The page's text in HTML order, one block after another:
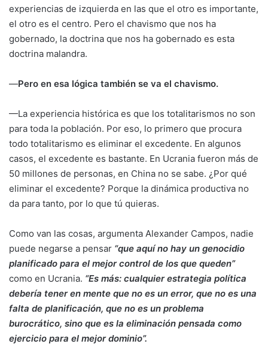
experiencias de izquierda en las que el otro es importante,
el otro es el centro. Pero el chavismo que nos ha
gobernado, la doctrina que nos ha gobernado es esta
doctrina malandra.
—Pero en esa lógica también se va el chavismo.
—La experiencia histórica es que los totalitarismos no son
para toda la población. Por eso, lo primero que procura
todo totalitarismo es eliminar el excedente. En algunos
casos, el excedente es bastante. En Ucrania fueron más de
50 millones de personas, en China no se sabe. ¿Por qué
eliminar el excedente? Porque la dinámica productiva no
da para tanto, por lo que tú quieras.
Como van las cosas, argumenta Alexander Campos, nadie
puede negarse a pensar “que aquí no hay un genocidio
planificado para el mejor control de los que queden”
como en Ucrania. “Es más: cualquier estrategia política
debería tener en mente que no es un error, que no es una
falta de planificación, que no es un problema
burocrático, sino que es la eliminación pensada como
ejercicio para el mejor dominio”.